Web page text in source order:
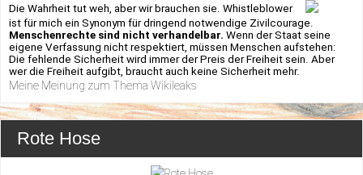
Die Wahrheit tut weh, aber wir brauchen sie. Whistleblower
ist für mich ein Synonym für dringend notwendige Zivilcourage.
Menschenrechte sind nicht verhandelbar. Wenn der Staat seine
eigene Verfassung nicht respektiert, müssen Menschen aufstehen:
Die fehlende Sicherheit wird immer der Preis der Freiheit sein. Aber
wer die Freiheit aufgibt, braucht auch keine Sicherheit mehr.
Meine Meinung zum Thema Wikileaks
Rote Hose